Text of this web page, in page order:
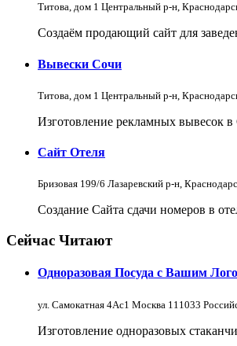
Титова, дом 1 Центральный р-н,
Создаём продающий сайт для
Вывески Сочи
Титова, дом 1 Центральный р-н,
Изготовление рекламных вывесок
Сайт Отеля
Бризовая 199/6 Лазаревский р-н,
Создание Сайта сдачи номеров в
Сейчас Читают
Одноразовая Посуда с Вашим Лого
ул. Самокатная 4Ас1 Москва 111033
Изготовление одноразовых